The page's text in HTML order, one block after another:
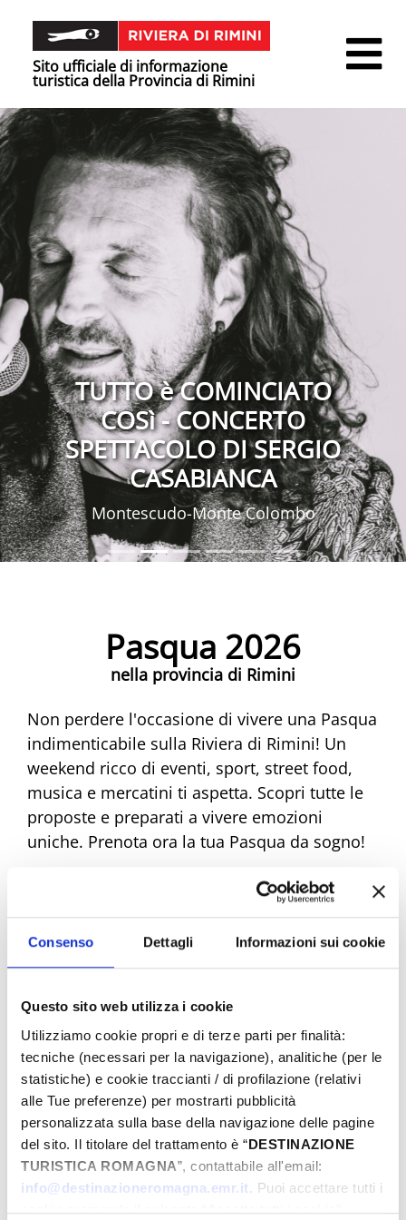
Consenso Dettagli Informazioni sui cookie
Questo sito web utilizza i cookie
Utilizziamo cookie propri e di terze parti per finalità:
tecniche (necessari per la navigazione), analitiche (per le
statistiche) e cookie traccianti / di profilazione (relativi
alle Tue preferenze) per mostrarti pubblicità
personalizzata sulla base della navigazione delle pagine
del sito. Il titolare del trattamento è “DESTINAZIONE
TURISTICA ROMAGNA”, contattabile all'email:
info@destinazioneromagna.emr.it. Puoi accettare tutti i
cookie premendo il pulsante “Accetta tutti i cookie”,
Sito ufficiale di informazione
turistica della Provincia di Rimini
TUTTO è COMINCIATO
COSì - CONCERTO
SPETTACOLO DI SERGIO
CASABIANCA
Montescudo-Monte Colombo
Pasqua 2026
nella provincia di Rimini
Non perdere l'occasione di vivere una Pasqua
indimenticabile sulla Riviera di Rimini! Un
weekend ricco di eventi, sport, street food,
musica e mercatini ti aspetta. Scopri tutte le
proposte e preparati a vivere emozioni
uniche. Prenota ora la tua Pasqua da sogno!
Dal
A
Comune